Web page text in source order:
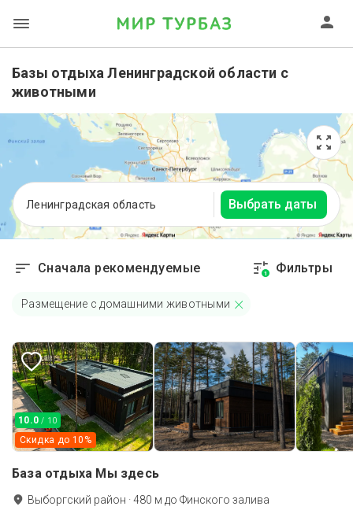
Базы отдыха Ленинградской области с
животными
Ленинградская область Выбрать даты
Сначала рекомендуемые 1 Фильтры
Размещение с домашними животными
10.0 / 10
Скидка до 10 %
База отдыха Мы здесь
Выборгский район ·480 м до Финского залива